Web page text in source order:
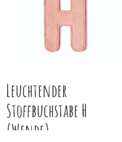
Leuchtender
Stoffbuchstabe H
(Wende)